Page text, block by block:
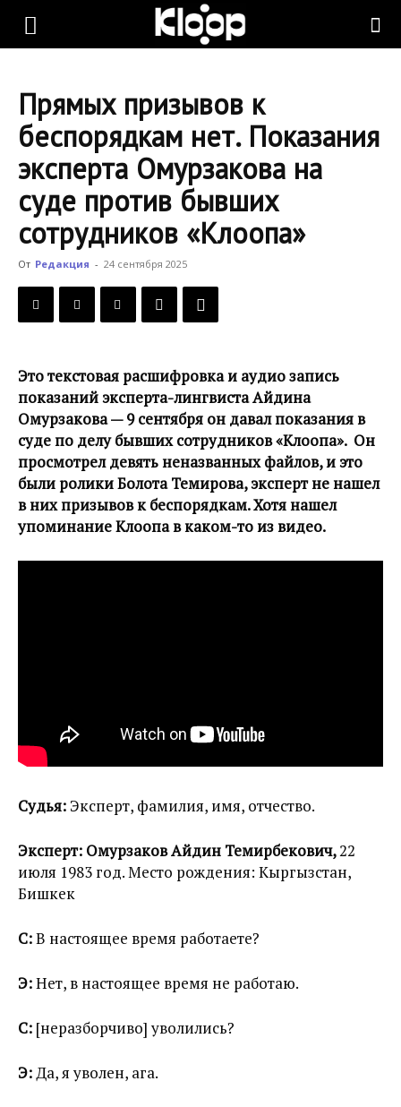
KLOOP.KG
Новости
Кыргызстана
Прямых призывов к
беспорядкам нет. Показания
эксперта Омурзакова на
суде против бывших
сотрудников «Клоопа»
От Редакция - 24 сентября 2025
Это текстовая расшифровка и аудио запись
показаний эксперта-лингвиста Айдина
Омурзакова — 9 сентября он давал показания в
суде по делу бывших сотрудников «Клоопа». Он
просмотрел девять неназванных файлов, и это
были ролики Болота Темирова, эксперт не нашел
в них призывов к беспорядкам. Хотя нашел
упоминание Клоопа в каком-то из видео.
Судья: Эксперт, фамилия, имя, отчество.
Эксперт: Омурзаков Айдин Темирбекович,22
июля 1983 год. Место рождения: Кыргызстан,
Бишкек
С:В настоящее время работаете?
Э:Нет, в настоящее время не работаю.
С: [неразборчиво] уволились?
Э: Да, я уволен, ага.